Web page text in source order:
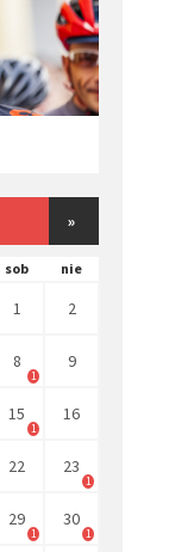
»
sob nie
1 2
8
1
9
15
1
16
22 23
1
29
1
30
1